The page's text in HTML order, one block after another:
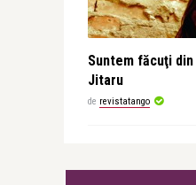
Suntem făcuţi
Jitaru
de revistatango